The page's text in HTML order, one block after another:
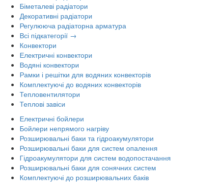
Біметалеві радіатори
Декоративні радіатори
Регулююча радіаторна арматура
Всі підкатегорії →
Конвектори
Електричні конвектори
Водяні конвектори
Рамки і решітки для водяних конвекторів
Комплектуючі до водяних конвекторів
Тепловентилятори
Теплові завіси
Електричні бойлери
Бойлери непрямого нагріву
Розширювальні баки та гідроакумулятори
Розширювальні баки для систем опалення
Гідроакумулятори для систем водопостачання
Розширювальні баки для сонячних систем
Комплектуючі до розширювальних баків